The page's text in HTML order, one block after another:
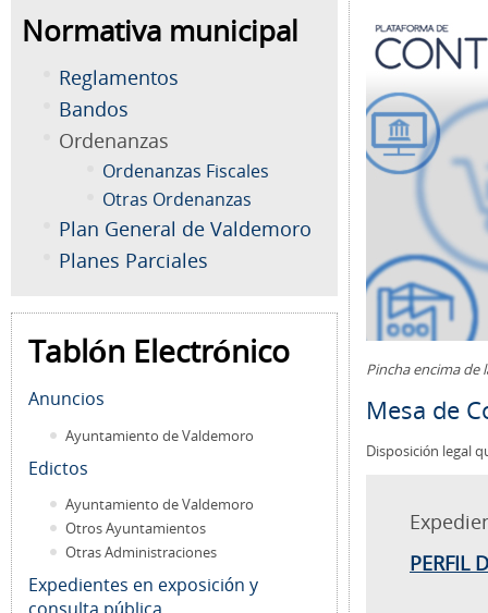
Normativa municipal
Reglamentos
Bandos
Ordenanzas
Ordenanzas Fiscales
Otras Ordenanzas
Plan General de Valdemoro
Planes Parciales
Tablón Electrónico
Anuncios
Ayuntamiento de Valdemoro
Edictos
Ayuntamiento de Valdemoro
Otros Ayuntamientos
Otras Administraciones
Expedientes en exposición y
Pincha encima de
Mesa de
Disposición legal
PERFIL